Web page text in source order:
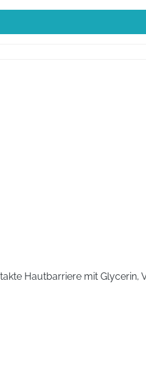
Hautbarriere mit Glycerin,